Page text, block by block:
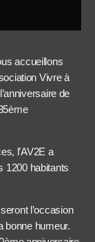
accueillons
Vivre à
de
l’AV2E a
1200 habitants
l’occasion
bonne humeur.